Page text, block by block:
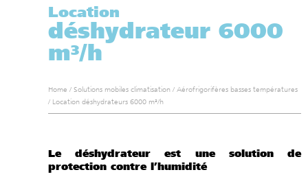
Location
déshydrateur 6000
m³/h
Home / Solutions mobiles climatisation / Aérofrigorifères basses températures
/ Location déshydrateurs 6000 m³/h
Le déshydrateur est une solution de
protection contre l’humidité